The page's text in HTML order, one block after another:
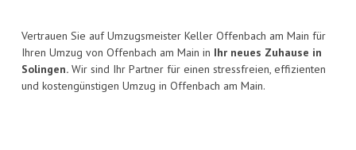
Vertrauen Sie auf Umzugsmeister Keller Offenbach am Main für
Ihren Umzug von Offenbach am Main in Ihr neues Zuhause in
Solingen. Wir sind Ihr Partner für einen stressfreien, effizienten
und kostengünstigen Umzug in Offenbach am Main.